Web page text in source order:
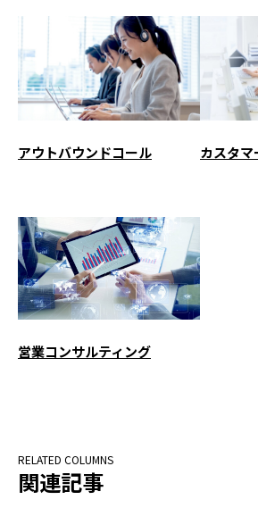
アウトバウンドコール カスタマ
営業コンサルティング
関連記事